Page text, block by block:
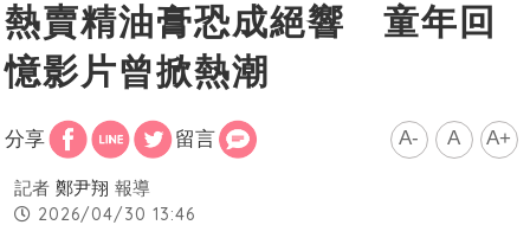
熱賣精油膏恐成絕響 童年回
憶影片曾掀熱潮
分享 留言 A- A A+
記者 鄭尹翔 報導
2026/04/30 13:46